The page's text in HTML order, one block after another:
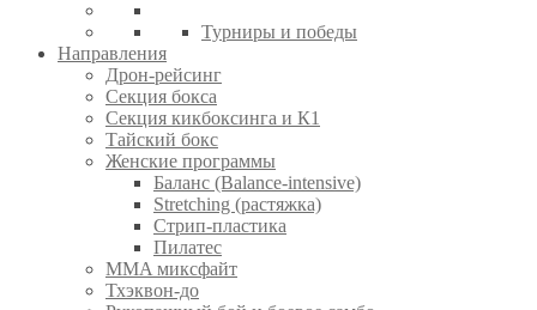
Турниры и победы
Направления
Дрон-рейсинг
Секция бокса
Секция кикбоксинга и К1
Тайский бокс
Женские программы
Баланс (Balance-intensive)
Stretching (растяжка)
Стрип-пластика
Пилатес
MMA миксфайт
Тхэквон-до